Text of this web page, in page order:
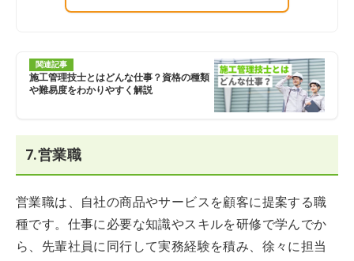
関連記事
施工管理技士とはどんな仕事？資格の種類
や難易度をわかりやすく解説
7.営業職
営業職は、自社の商品やサービスを顧客に提案する職
種です。仕事に必要な知識やスキルを研修で学んでか
ら、先輩社員に同行して実務経験を積み、徐々に担当